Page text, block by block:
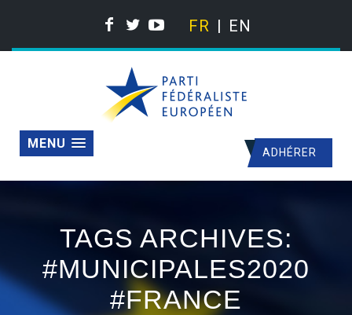
FR EN
ADHÉRER
MENU
TAGS ARCHIVES:
#MUNICIPALES2020
#FRANCE